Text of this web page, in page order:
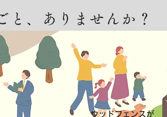
と、ありませんか？
ウッドフェンスが